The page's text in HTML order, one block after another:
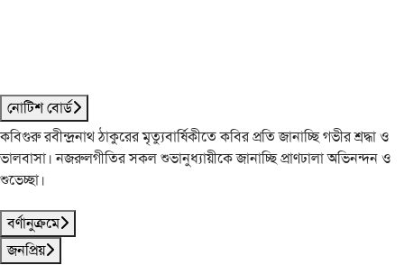
নোটিশ বোর্ড
কবিগুরু রবীন্দ্রনাথ ঠাকুরের মৃত্যুবার্ষিকীতে কবির প্রতি জানাচ্ছি গভীর শ্রদ্ধা ও
ভালবাসা। নজরুলগীতির সকল শুভানুধ্যায়ীকে জানাচ্ছি প্রাণঢালা অভিনন্দন ও
শুভেচ্ছা।
বর্ণানুক্রমে
জনপ্রিয়